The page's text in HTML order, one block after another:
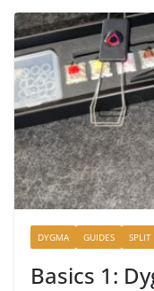
DYGMA GUIDES SPLIT
Basics 1: